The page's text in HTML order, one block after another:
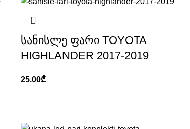
სანისლე ფარი TOYOTA
HIGHLANDER 2017-2019
25.00₾